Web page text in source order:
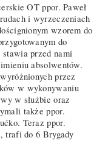
OT ppor. Paweł
i wyrzeczeniach
wzorem do
do
przed nami
absolwentów.
przez
w wykonywaniu
w służbie oraz
także ppor.
Teraz ppor.
trafi do 6 Brygady